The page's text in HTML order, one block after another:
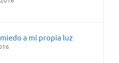
a mi propia luz